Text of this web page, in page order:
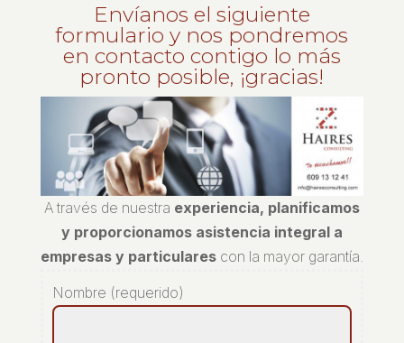
Envíanos el siguiente
formulario y nos pondremos
en contacto contigo lo más
pronto posible, ¡gracias!
A través de nuestra experiencia, planificamos
y proporcionamos asistencia integral a
empresas y particularescon la mayor garantía.
Nombre (requerido)